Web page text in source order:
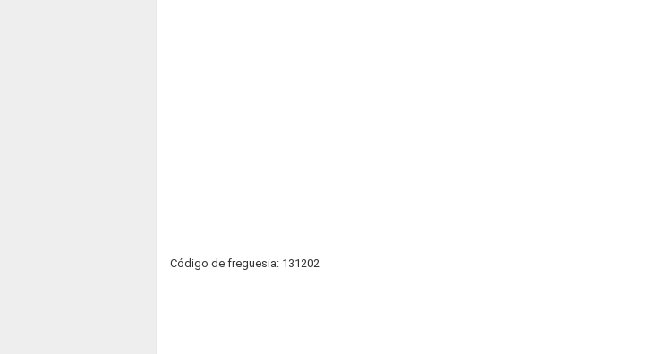
Código de freguesia: 131202